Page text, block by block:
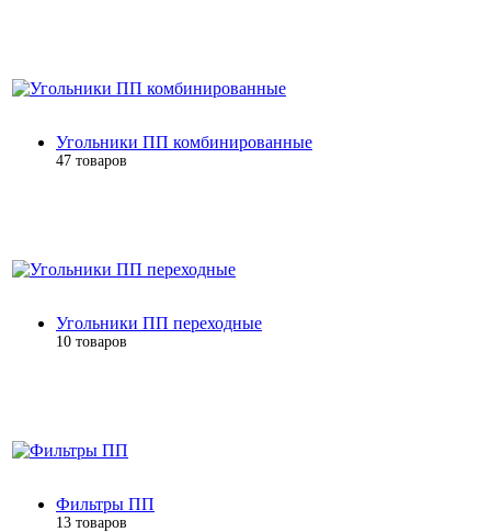
Угольники ПП комбинированные
47 товаров
Угольники ПП переходные
10 товаров
Фильтры ПП
13 товаров